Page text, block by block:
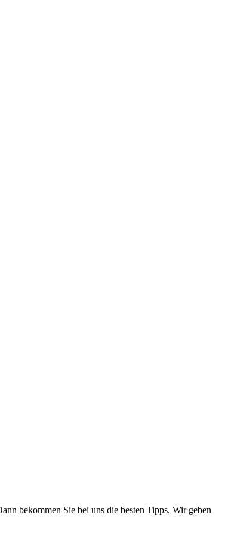
bekommen Sie bei uns die besten Tipps. Wir geben